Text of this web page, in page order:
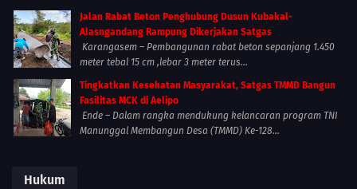
Jalan Rabat Beton Penghubung Dusun Kubakal-
Alasngandang Rampung Dikerjakan Satgas
Karangasem – Pembangunan rabat beton sepanjang 1.450
meter tebal 15 cm ,lebar 3 meter terus...
Tingkatkan Kesehatan Masyarakat, Satgas TMMD Bangun
Fasilitas MCK di Aelipo
Ende – Dalam rangka mendukung kelancaran program TNI
Manunggal Membangun Desa (TMMD) Ke-128...
Hukum